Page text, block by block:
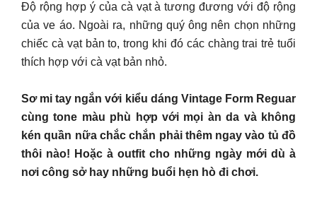
Độ rộng hợp ý của cà vạt à tương đương với độ rộng
của ve áo. Ngoài ra, những quý ông nên chọn những
chiếc cà vạt bản to, trong khi đó các chàng trai trẻ tuổi
thích hợp với cà vạt bản nhỏ.
Sơ mi tay ngắn với kiểu dáng Vintage Form Reguar
cùng tone màu phù hợp với mọi àn da và không
kén quần nữa chắc chắn phải thêm ngay vào tủ đồ
thôi nào! Hoặc à outfit cho những ngày mới dù à
nơi công sở hay những buổi hẹn hò đi chơi.